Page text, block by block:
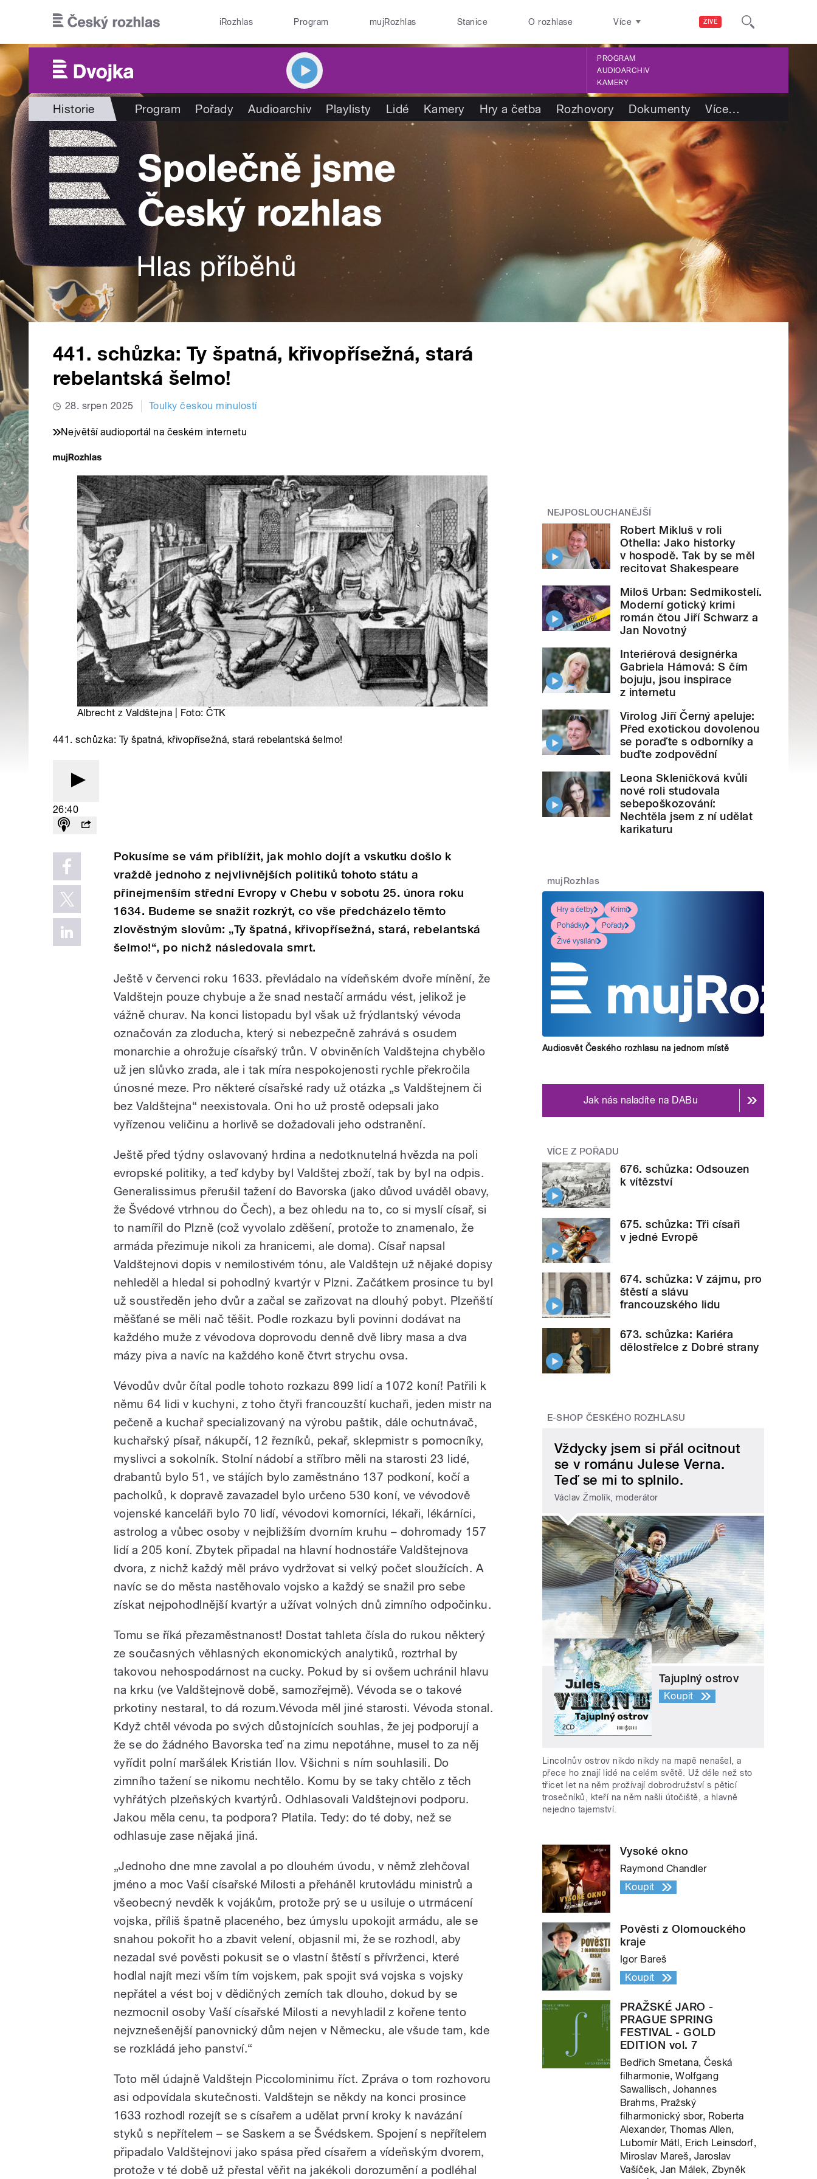
ŽIVĚ
iRozhlas Program mujRozhlas Stanice O rozhlase Více
PROGRAM
AUDIOARCHIV
KAMERY
Historie Program Pořady Audioarchiv Playlisty Lidé Kamery Hry a četba Rozhovory Dokumenty Více…
441. schůzka: Ty špatná, křivopřísežná, stará
rebelantská šelmo!
28. srpen 2025 Toulky českou minulostí
Největší audioportál na českém internetu
Albrecht z Valdštejna | Foto: ČTK
441. schůzka: Ty špatná, křivopřísežná, stará rebelantská šelmo!
26:40
Pokusíme se vám přiblížit, jak mohlo dojít a vskutku došlo k
vraždě jednoho z nejvlivnějších politiků tohoto státu a
přinejmenším střední Evropy v Chebu v sobotu 25. února roku
1634. Budeme se snažit rozkrýt, co vše předcházelo těmto
zlověstným slovům: „Ty špatná, křivopřísežná, stará, rebelantská
šelmo!“, po nichž následovala smrt.
Ještě v červenci roku 1633. převládalo na vídeňském dvoře mínění, že
Valdštejn pouze chybuje a že snad nestačí armádu vést, jelikož je
vážně churav. Na konci listopadu byl však už frýdlantský vévoda
označován za zloducha, který si nebezpečně zahrává s osudem
monarchie a ohrožuje císařský trůn. V obviněních Valdštejna chybělo
už jen slůvko zrada, ale i tak míra nespokojenosti rychle překročila
únosné meze. Pro některé císařské rady už otázka „s Valdštejnem či
bez Valdštejna“ neexistovala. Oni ho už prostě odepsali jako
vyřízenou veličinu a horlivě se dožadovali jeho odstranění.
Ještě před týdny oslavovaný hrdina a nedotknutelná hvězda na poli
evropské politiky, a teď kdyby byl Valdštej zboží, tak by byl na odpis.
Generalissimus přerušil tažení do Bavorska (jako důvod uváděl obavy,
že Švédové vtrhnou do Čech), a bez ohledu na to, co si myslí císař, si
to namířil do Plzně (což vyvolalo zděšení, protože to znamenalo, že
armáda přezimuje nikoli za hranicemi, ale doma). Císař napsal
Valdštejnovi dopis v nemilostivém tónu, ale Valdštejn už nějaké dopisy
nehleděl a hledal si pohodlný kvartýr v Plzni. Začátkem prosince tu byl
už soustředěn jeho dvůr a začal se zařizovat na dlouhý pobyt. Plzeňští
měšťané se měli nač těšit. Podle rozkazu byli povinni dodávat na
každého muže z vévodova doprovodu denně dvě libry masa a dva
mázy piva a navíc na každého koně čtvrt strychu ovsa.
Vévodův dvůr čítal podle tohoto rozkazu 899 lidí a 1072 koní! Patřili k
němu 64 lidi v kuchyni, z toho čtyři francouzští kuchaři, jeden mistr na
pečeně a kuchař specializovaný na výrobu paštik, dále ochutnávač,
kuchařský písař, nákupčí, 12 řezníků, pekař, sklepmistr s pomocníky,
myslivci a sokolník. Stolní nádobí a stříbro měli na starosti 23 lidé,
drabantů bylo 51, ve stájích bylo zaměstnáno 137 podkoní, kočí a
pacholků, k dopravě zavazadel bylo určeno 530 koní, ve vévodově
vojenské kanceláři bylo 70 lidí, vévodovi komorníci, lékaři, lékárníci,
astrolog a vůbec osoby v nejbližším dvorním kruhu – dohromady 157
lidí a 205 koní. Zbytek připadal na hlavní hodnostáře Valdštejnova
dvora, z nichž každý měl právo vydržovat si velký počet sloužících. A
navíc se do města nastěhovalo vojsko a každý se snažil pro sebe
získat nejpohodlnější kvartýr a užívat volných dnů zimního odpočinku.
Tomu se říká přezaměstnanost! Dostat tahleta čísla do rukou některý
ze současných věhlasných ekonomických analytiků, roztrhal by
takovou nehospodárnost na cucky. Pokud by si ovšem uchránil hlavu
na krku (ve Valdštejnově době, samozřejmě). Vévoda se o takové
prkotiny nestaral, to dá rozum.Vévoda měl jiné starosti. Vévoda stonal.
Když chtěl vévoda po svých důstojnících souhlas, že jej podporují a
že se do žádného Bavorska teď na zimu nepotáhne, musel to za něj
vyřídit polní maršálek Kristián Ilov. Všichni s ním souhlasili. Do
zimního tažení se nikomu nechtělo. Komu by se taky chtělo z těch
vyhřátých plzeňských kvartýrů. Odhlasovali Valdštejnovi podporu.
Jakou měla cenu, ta podpora? Platila. Tedy: do té doby, než se
odhlasuje zase nějaká jiná.
„Jednoho dne mne zavolal a po dlouhém úvodu, v němž zlehčoval
jméno a moc Vaší císařské Milosti a přeháněl krutovládu ministrů a
všeobecný nevděk k vojákům, protože prý se u usiluje o utrmácení
vojska, příliš špatně placeného, bez úmyslu upokojit armádu, ale se
snahou pokořit ho a zbavit velení, objasnil mi, že se rozhodl, aby
nezadal své pověsti pokusit se o vlastní štěstí s přívrženci, které
hodlal najít mezi vším tím vojskem, pak spojit svá vojska s vojsky
nepřátel a vést boj v dědičných zemích tak dlouho, dokud by se
nezmocnil osoby Vaší císařské Milosti a nevyhladil z kořene tento
nejvznešenější panovnický dům nejen v Německu, ale všude tam, kde
se rozkládá jeho panství.“
Toto měl údajně Valdštejn Piccolominimu říct. Zpráva o tom rozhovoru
asi odpovídala skutečnosti. Valdštejn se někdy na konci prosince
1633 rozhodl rozejít se s císařem a udělat první kroky k navázání
styků s nepřítelem – se Saskem a se Švédskem. Spojení s nepřítelem
připadalo Valdštejnovi jako spása před císařem a vídeňským dvorem,
protože v té době už přestal věřit na jakékoli dorozumění a podléhal
NEJPOSLOUCHANĚJŠÍ
Robert Mikluš v roli
Othella: Jako historky
v hospodě. Tak by se měl
recitovat Shakespeare
Miloš Urban: Sedmikostelí.
Moderní gotický krimi
román čtou Jiří Schwarz a
Jan Novotný
Interiérová designérka
Gabriela Hámová: S čím
bojuju, jsou inspirace
z internetu
Virolog Jiří Černý apeluje:
Před exotickou dovolenou
se poraďte s odborníky a
buďte zodpovědní
Leona Skleničková kvůli
nové roli studovala
sebepoškozování:
Nechtěla jsem z ní udělat
karikaturu
mujRozhlas
Hry a četby
Krimi
Pohádky
Pořady
Živé vysílání
Audiosvět Českého rozhlasu na jednom místě
Jak nás naladíte na DABu
VÍCE Z POŘADU
676. schůzka: Odsouzen
k vítězství
675. schůzka: Tři císaři
v jedné Evropě
674. schůzka: V zájmu, pro
štěstí a slávu
francouzského lidu
673. schůzka: Kariéra
dělostřelce z Dobré strany
E-SHOP ČESKÉHO ROZHLASU
Vždycky jsem si přál ocitnout
se v románu Julese Verna.
Teď se mi to splnilo.
Václav Žmolík, moderátor
Tajuplný ostrov
Koupit
Lincolnův ostrov nikdo nikdy na mapě nenašel, a
přece ho znají lidé na celém světě. Už déle než sto
třicet let na něm prožívají dobrodružství s pěticí
trosečníků, kteří na něm našli útočiště, a hlavně
nejedno tajemství.
Vysoké okno
Raymond Chandler
Koupit
Pověsti z Olomouckého
kraje
Igor Bareš
Koupit
PRAŽSKÉ JARO -
PRAGUE SPRING
FESTIVAL - GOLD
EDITION vol. 7
Bedřich Smetana, Česká
filharmonie, Wolfgang
Sawallisch, Johannes
Brahms, Pražský
filharmonický sbor, Roberta
Alexander, Thomas Allen,
Lubomír Mátl, Erich Leinsdorf,
Miroslav Mareš, Jaroslav
Vašíček, Jan Málek, Zbyněk